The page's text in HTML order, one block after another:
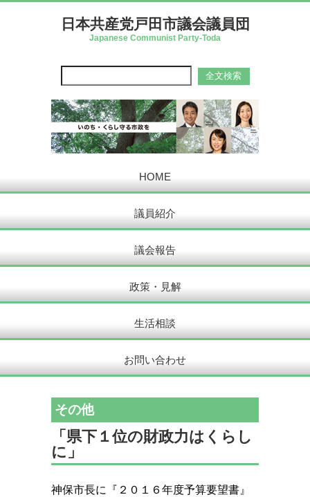
日本共産党戸田市議会議員団
Japanese Communist Party-Toda
HOME
議員紹介
議会報告
政策・見解
生活相談
お問い合わせ
その他
「県下１位の財政力はくらし
に」
神保市長に『２０１６ 年度予算要望書』